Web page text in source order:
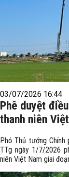
03/07/2026 16:44
Phê duyệt
thanh niên
Phó Thủ tướng
TTg ngày 1/7/2026
niên Việt Nam giai